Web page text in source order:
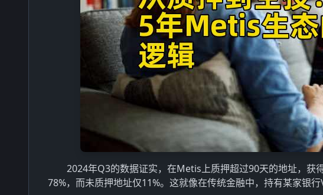
2024年Q3的数据证实，在Metis上质押超过90天的地址，获
78%，而未质押地址仅11%。这就像在传统金融中，持有某家银